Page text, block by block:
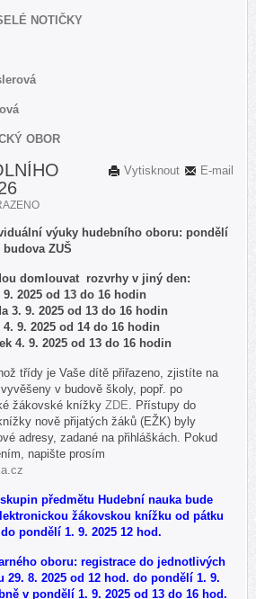
NOTIČKY
OBOR
E-mail
Vytisknout
výuky hudebního oboru: pondělí
budova ZUŠ
domlouvat rozvrhy v jiný den:
2025 od 13 do 16 hodin
3. 9. 2025 od 13 do 16 hodin
9. 2025 od 14 do 16 hodin
4. 9. 2025 od 13 do 16 hodin
třídy je Vaše dítě přiřazeno, zjistíte na
v budově školy, popř. po
žákovské knížky ZDE . Přístupy do
nově přijatých žáků (EŽK) byly
adresy, zadané na přihláškách. Pokud
napište prosím
předmětu Hudební nauka bude
žákovskou knížku od pátku
pondělí 1. 9. 2025 12 hod.
oboru: registrace do jednotlivých
8. 2025 od 12 hod. do pondělí 1. 9.
v pondělí 1. 9. 2025 od 13 do 16 hod.